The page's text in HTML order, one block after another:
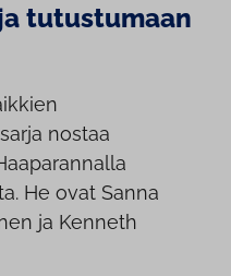
tutustumaan
nostaa
He ovat Sanna
ja Kenneth